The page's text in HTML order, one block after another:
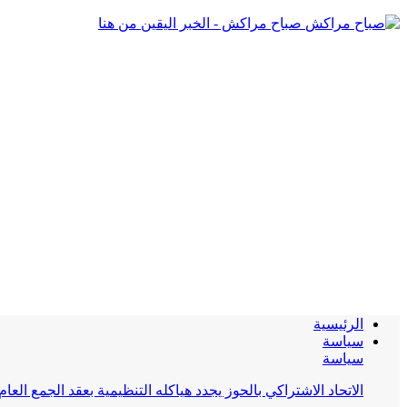
صباح مراكش - الخبر اليقين من هنا
الرئيسية
سياسة
سياسة
الاتحاد الاشتراكي بالحوز يجدد هياكله التنظيمية بعقد الجمع